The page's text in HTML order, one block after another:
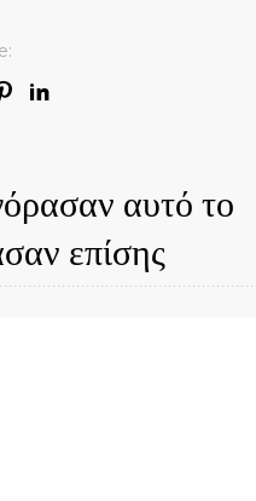
αυτό το
επίσης